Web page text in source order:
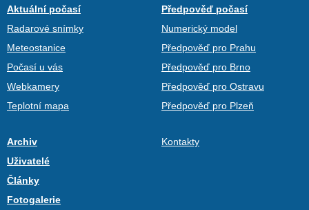
Aktuální počasí
Radarové snímky
Meteostanice
Počasí u vás
Webkamery
Teplotní mapa
Předpověď počasí
Numerický model
Předpověď pro Prahu
Předpověď pro Brno
Předpověď pro Ostravu
Předpověď pro Plzeň
Archiv
Uživatelé
Články
Fotogalerie
Kontakty